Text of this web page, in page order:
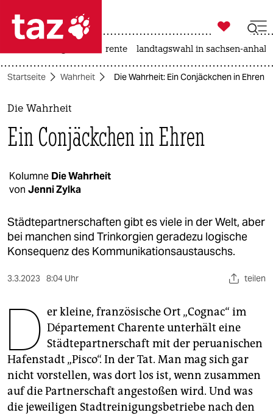
 taz zahl ich
taz zahl ich
themen
politik
gesellschaft
kultur
sport
berlin
wahrheit
verlag
verlag
veranstaltungen

taz zahl ich
rente landtagswahl in sachsen-anhalt
Startseite Wahrheit Die Wahrheit: Ein Conjäckchen in Ehren
Die Wahrheit
Ein Conjäckchen in Ehren
Kolumne Die Wahrheit
von Jenni Zylka
Städtepartnerschaften gibt es viele in der Welt, aber
bei manchen sind Trinkorgien geradezu logische
Konsequenz des Kommunikationsaustauschs.
3.3.2023 8:04 Uhr teilen
D er kleine, französische Ort „Cognac“ im
Département Charente unterhält eine
Städtepartnerschaft mit der peruanischen
Hafenstadt „Pisco“. In der Tat. Man mag sich gar
nicht vorstellen, was dort los ist, wenn zusammen
auf die Partnerschaft angestoßen wird. Und was
die jeweiligen Stadtreinigungsbetriebe nach den